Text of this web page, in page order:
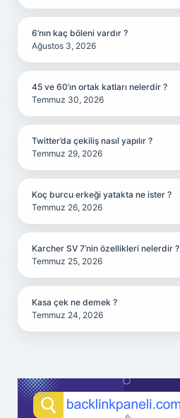
6’nın kaç böleni vardır ?
Ağustos 3, 2026
45 ve 60’ın ortak katları nelerdir ?
Temmuz 30, 2026
Twitter’da çekiliş nasıl yapılır ?
Temmuz 29, 2026
Koç burcu erkeği yatakta ne ister ?
Temmuz 26, 2026
Karcher SV 7’nin özellikleri nelerdir ?
Temmuz 25, 2026
Kasa çek ne demek ?
Temmuz 24, 2026